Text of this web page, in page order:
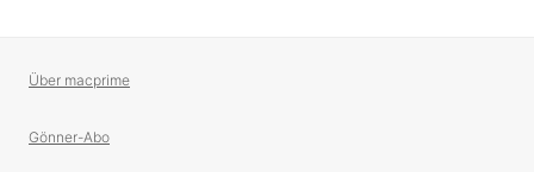
Über macprime
Gönner-Abo